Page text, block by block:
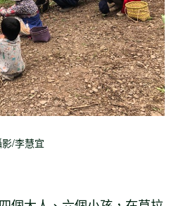
/李慧宜